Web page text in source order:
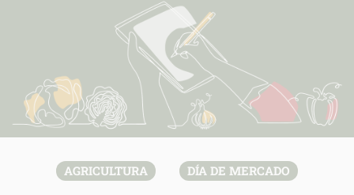
AGRICULTURA DÍA DE MERCADO